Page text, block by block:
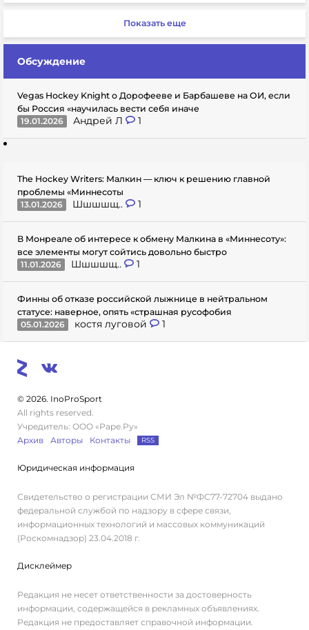
Показать еще
Обсуждение
Vegas Hockey Knight о Дорофееве и Барбашеве на ОИ, если
бы Россия «научилась вести себя иначе
19.01.2026
Андрей Л 1
The Hockey Writers: Малкин — ключ к решению главной
проблемы «Миннесоты
13.01.2026
Шшшшщ.. 1
В Монреале об интересе к обмену Малкина в «Миннесоту»:
все элементы могут сойтись довольно быстро
11.01.2026
Шшшшщ.. 1
Финны об отказе российской лыжнице в нейтральном
статусе: наверное, опять «страшная русофобия
05.01.2026
костя луговой 1
© 2026. InoProSport
All rights reserved.
Учредитель: ООО «Раре.Ру»
Архив
Авторы Контакты RSS
Юридическая информация
Свидетельство о регистрации СМИ Эл №ФС77-72704 выдано
федеральной службой по надзору в сфере связи,
информационных технологий и массовых коммуникаций
(Роскомнадзор) 23.04.2018 г.
Дисклеймер
Редакция не несет ответственности за достоверность
информации, содержащейся в рекламных объявлениях.
Редакция не предоставляет справочной информации.